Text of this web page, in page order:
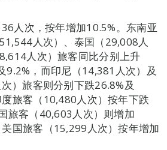
人次，按年增加10.5%。东南亚
人次）、泰国（29,008人
人次）旅客同比分别上升
9.2%，而印尼（14,381人次）及
）旅客则分别下跌26.8%及
旅客（10,480人次）按年下跌
旅客（40,603人次）则增加
国旅客（15,299人次）按年增加